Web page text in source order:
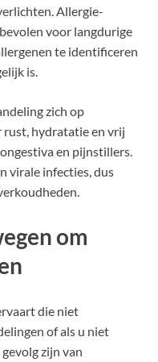
Allergie-
voor langdurige
te identificeren
is.
zich op
hydratatie en vrij
en pijnstillers.
virale infecties, dus
om
die niet
of als u niet
zijn van